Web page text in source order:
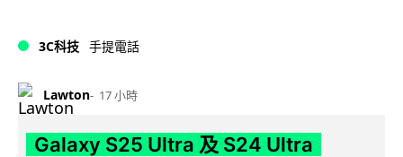
3C科技 手提電話
Lawton 17 小時
Galaxy S25 Ultra 及 S24 Ultra